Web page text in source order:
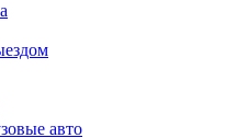
авто